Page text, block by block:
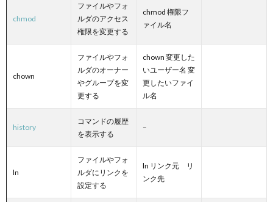
chmod
ファイルやフォ
ルダのアクセス
権限を変更する
chmod 権限フ
ァイル名
chown
ファイルやフォ
ルダのオーナー
やグループを変
更する
chown 変更した
いユーザー名 変
更したいファイ
ル名
history
コマンドの履歴
を表示する
–
ln
ファイルやフォ
ルダにリンクを
設定する
ln リンク元 リ
ンク先